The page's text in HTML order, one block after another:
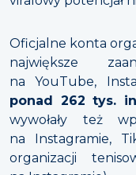
Oficjalne konta
największe
na YouTube,
ponad 262 tys.
wywołały też
na Instagramie,
organizacji